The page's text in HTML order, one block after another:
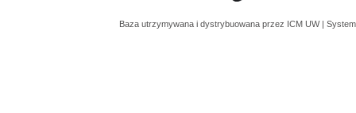
Baza utrzymywana i dystrybuowana przez ICM UW |